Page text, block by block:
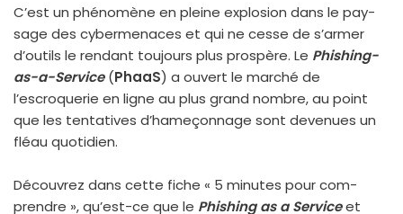
C’est un phé­no­mène en pleine explo­sion dans le pay­
sage des cyber­me­naces et qui ne cesse de s’armer
d’outils le ren­dant tou­jours plus pros­père. Le Phishing-
as-a-Service(PhaaS) a ouvert le mar­ché de
l’escroquerie en ligne au plus grand nombre, au point
que les ten­ta­tives d’hameçonnage sont deve­nues un
fléau quo­ti­dien.
Découvrez dans cette fiche « 5 minutes pour com­
prendre », qu’est-ce que le Phishing as a Serviceet